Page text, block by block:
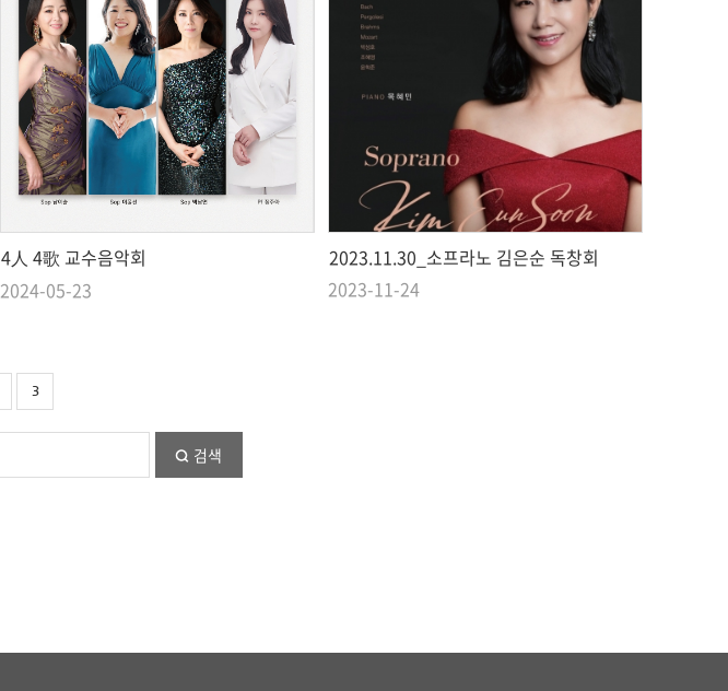
4人 4歌 교수음악회
2024-05-23
2023.11.30_소프라노 김은순 독창회
2023-11-24
3
검색